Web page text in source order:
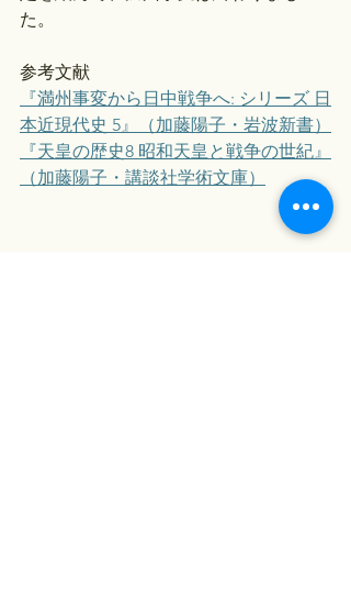
た。
参考文献
『満州事変から日中戦争へ: シリーズ 日
本近現代史 5』（加藤陽子・岩波新書）
『天皇の歴史8 昭和天皇と戦争の世紀』
（加藤陽子・講談社学術文庫）